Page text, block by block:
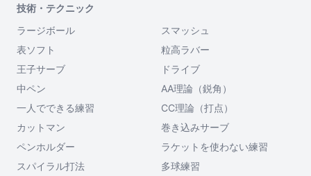
技術・テクニック
ラージボール
スマッシュ
表ソフト
粒高ラバー
王子サーブ
ドライブ
中ペン
AA理論（鋭角）
一人でできる練習
CC理論（打点）
カットマン
巻き込みサーブ
ペンホルダー
ラケットを使わない練習
スパイラル打法
多球練習